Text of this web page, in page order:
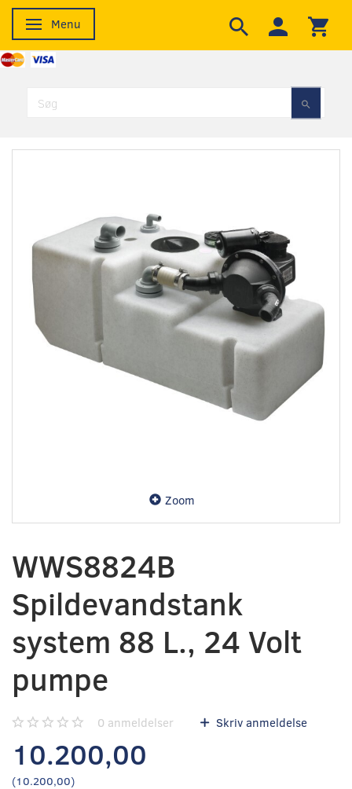
Skifte navigation
Menu
Zoom
WWS8824B
Spildevandstank
system 88 L., 24 Volt
pumpe
0 anmeldelser Skriv anmeldelse
10.200,00
(10.200,00)